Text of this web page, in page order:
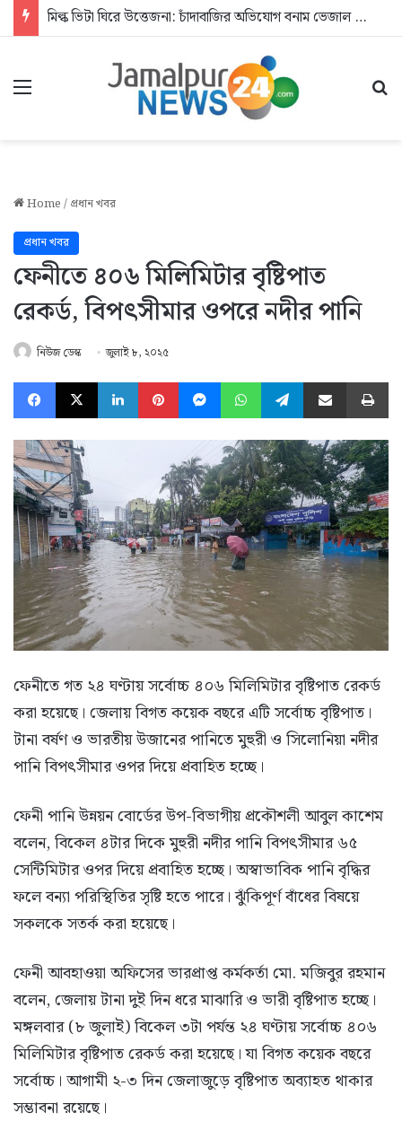
মিল্ক ভিটা ঘিরে উত্তেজনা: চাঁদাবাজির অভিযোগ বনাম ভেজাল দুধের জিডি
Menu
Home/প্রধান খবর
প্রধান খবর
ফেনীতে ৪০৬ মিলিমিটার বৃষ্টিপাত
রেকর্ড, বিপৎসীমার ওপরে নদীর পানি
নিউজ ডেস্ক জুলাই ৮, ২০২৫
Facebook
X LinkedInPinterestMessengerWhatsAppTelegramShare via Email
ফেনীতে গত ২৪ ঘণ্টায় সর্বোচ্চ ৪০৬ মিলিমিটার বৃষ্টিপাত রেকর্ড
করা হয়েছে। জেলায় বিগত কয়েক বছরে এটি সর্বোচ্চ বৃষ্টিপাত।
টানা বর্ষণ ও ভারতীয় উজানের পানিতে মুহুরী ও সিলোনিয়া নদীর
পানি বিপৎসীমার ওপর দিয়ে প্রবাহিত হচ্ছে।
ফেনী পানি উন্নয়ন বোর্ডের উপ-বিভাগীয় প্রকৌশলী আবুল কাশেম
বলেন, বিকেল ৪টার দিকে মুহুরী নদীর পানি বিপৎসীমার ৬৫
সেন্টিমিটার ওপর দিয়ে প্রবাহিত হচ্ছে। অস্বাভাবিক পানি বৃদ্ধির
ফলে বন্যা পরিস্থিতির সৃষ্টি হতে পারে। ঝুঁকিপূর্ণ বাঁধের বিষয়ে
সকলকে সতর্ক করা হয়েছে।
ফেনী আবহাওয়া অফিসের ভারপ্রাপ্ত কর্মকর্তা মো. মজিবুর রহমান
বলেন, জেলায় টানা দুই দিন ধরে মাঝারি ও ভারী বৃষ্টিপাত হচ্ছে।
মঙ্গলবার (৮ জুলাই) বিকেল ৩টা পর্যন্ত ২৪ ঘণ্টায় সর্বোচ্চ ৪০৬
মিলিমিটার বৃষ্টিপাত রেকর্ড করা হয়েছে। যা বিগত কয়েক বছরে
সর্বোচ্চ। আগামী ২-৩ দিন জেলাজুড়ে বৃষ্টিপাত অব্যাহত থাকার
সম্ভাবনা রয়েছে।